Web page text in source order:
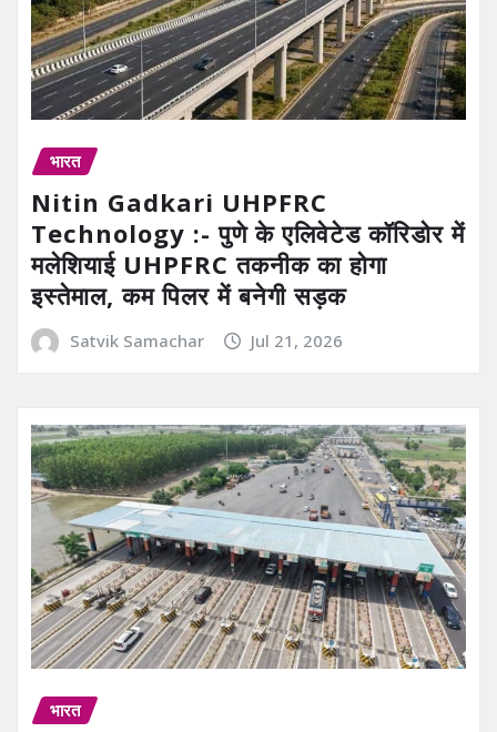
भारत
Nitin Gadkari UHPFRC
Technology :- पुणे के एलिवेटेड कॉरिडोर में
मलेशियाई UHPFRC तकनीक का होगा
इस्तेमाल, कम पिलर में बनेगी सड़क
Satvik Samachar Jul 21, 2026
भारत